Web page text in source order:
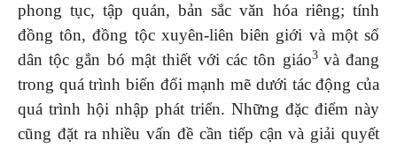
phong tục, tập quán, bản sắc văn hóa riêng; tính
đồng tôn, đồng tộc xuyên-liên biên giới và một số
dân tộc gắn bó mật thiết với các tôn giáo3 và đang
trong quá trình biến đổi mạnh mẽ dưới tác động của
quá trình hội nhập phát triển. Những đặc điểm này
cũng đặt ra nhiều vấn đề cần tiếp cận và giải quyết